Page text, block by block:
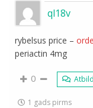
ql18v
rybelsus price –
periactin 4mg
0
1 gads pirms